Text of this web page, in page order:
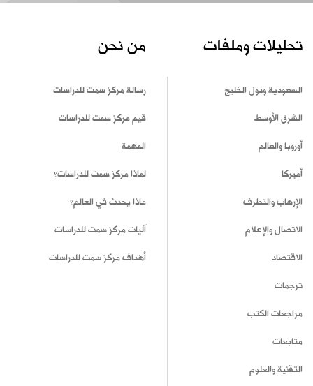
تحليلات وملفات
السعودية ودول الخليج
الشرق الأوسط
أوروبا والعالم
أميركا
الإرهاب والتطرف
الاتصال والإعلام
الاقتصاد
ترجمات
مراجعات الكتب
متابعات
التقنية والعلوم
من نحن
رسالة مركز سمت للدراسات
قيم مركز سمت للدراسات
المهمة
لماذا مركز سمت للدراسات؟
ماذا يحدث في العالم؟
آليات مركز سمت للدراسات
أهداف مركز سمت للدراسات